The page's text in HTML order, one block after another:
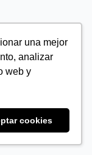
una mejor
analizar
web y
cookies